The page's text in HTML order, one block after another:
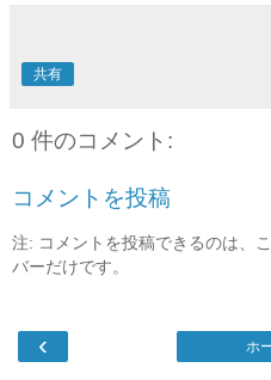
共有
0 件のコメント:
コメントを投稿
注: コメントを投稿できるのは、
バーだけです。
‹ ホ